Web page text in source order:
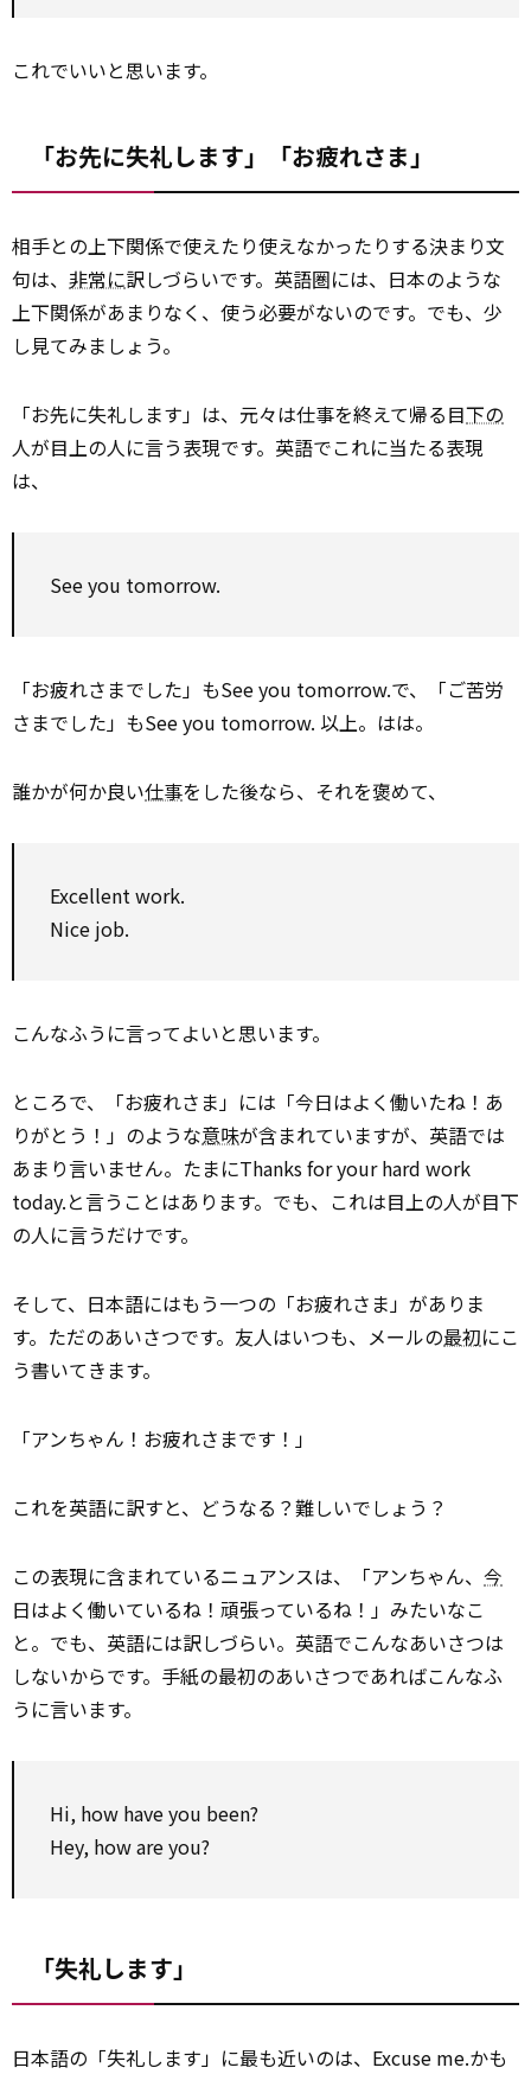
これでいいと思います。
「お先に失礼します」「お疲れさま」
相手との上下関係で使えたり使えなかったりする決まり文
句は、 非常に訳しづらいです。英語圏には、日本のような
上下関係があまりなく、使う必要がないのです。でも、少
し見てみましょう。
「お先に失礼します」は、元々は仕事を終えて帰る目下の
人が目上の人に言う表現です。英語でこれに当たる表現
は、
See you tomorrow.
「お疲れさまでした」もSee you tomorrow.で、「ご苦労
さまでした」もSee you tomorrow. 以上。はは。
誰かが何か良い仕事をした後なら、それを褒めて、
Excellent work.
Nice job.
こんなふうに言ってよいと思います。
ところで、「お疲れさま」には「今日はよく働いたね！あ
りがとう！」のような意味が含まれていますが、英語では
あまり言いません。たまにThanks for your hard work
today.と言うことはあります。でも、これは目上の人が目下
の人に言うだけです。
そして、日本語にはもう一つの「お疲れさま」がありま
す。ただのあいさつです。友人はいつも、メールの最初にこ
う書いてきます。
「アンちゃん！お疲れさまです！」
これを英語に訳すと、どうなる？難しいでしょう？
この表現に含まれているニュアンスは、「アンちゃん、 今
日はよく働いているね！頑張っているね！」みたいなこ
と。でも、英語には訳しづらい。英語でこんなあいさつは
しないからです。手紙の最初のあいさつであればこんなふ
うに言います。
Hi, how have you been?
Hey, how are you?
「失礼します」
日本語の「失礼します」に最も近いのは、Excuse me.かも